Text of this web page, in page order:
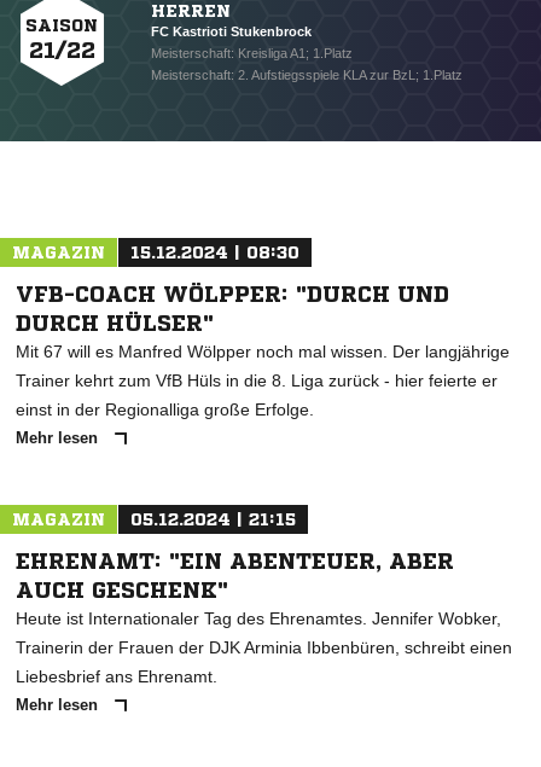
SAISON
21/22
HERREN
FC Kastrioti Stukenbrock
Meisterschaft: Kreisliga A1; 1.Platz
Meisterschaft: 2. Aufstiegsspiele KLA zur BzL; 1.Platz
MAGAZIN 15.12.2024 | 08:30
VFB-COACH WÖLPPER: "DURCH UND
DURCH HÜLSER"
Mit 67 will es Manfred Wölpper noch mal wissen. Der langjährige
Trainer kehrt zum VfB Hüls in die 8. Liga zurück - hier feierte er
einst in der Regionalliga große Erfolge.
Mehr lesen
MAGAZIN 05.12.2024 | 21:15
EHRENAMT: "EIN ABENTEUER, ABER
AUCH GESCHENK"
Heute ist Internationaler Tag des Ehrenamtes. Jennifer Wobker,
Trainerin der Frauen der DJK Arminia Ibbenbüren, schreibt einen
Liebesbrief ans Ehrenamt.
Mehr lesen